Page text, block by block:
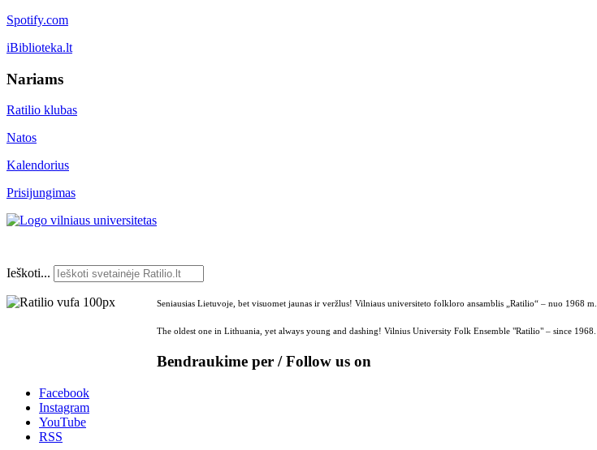
Spotify.com
iBiblioteka.lt
Nariams
Ratilio klubas
Natos
Kalendorius
Prisijungimas
Ieškoti...
Seniausias Lietuvoje, bet visuomet jaunas ir veržlus! Vilniaus universiteto folkloro ansamblis „Ratilio“ – nuo 1968 m.
The oldest one in Lithuania, yet always young and dashing! Vilnius University Folk Ensemble "Ratilio" – since 1968.
Bendraukime per / Follow us on
Facebook
Instagram
YouTube
RSS